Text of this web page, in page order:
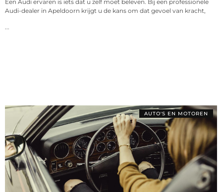
Een Audi ervaren is iets dat u zelf moet beleven. Bij een professionele
Audi-dealer in Apeldoorn krijgt u de kans om dat gevoel van kracht,
AUTO'S EN MOTOREN